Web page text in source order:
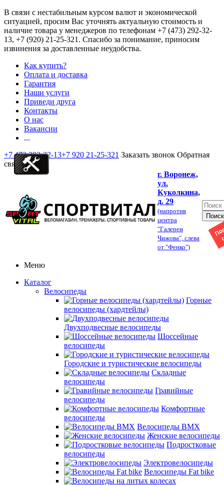
В связи с нестабильным курсом валют и экономической
ситуацией, просим Вас уточнять актуальную стоимость и
наличие товара у менеджеров по телефонам +7 (473) 292-32-
13, +7 (920) 21-25-321 . Спасибо за понимание, приносим
извинения за доставленные неудобства.
Как купить?
Оплата и доставка
Гарантия
Наши услуги
Приведи друга
Контакты
О нас
Вакансии
...
+7 473 292-32-13+7 920 21-25-321 Заказать звонок Обратная
связь
г. Воронеж,
ул.
Куколкина,
д. 29
(напротив
центра
"Галереи
Чижова", слева
от "Фенко")
Меню
Каталог
Велосипеды
Горные
велосипеды (хардтейлы)
Двухподвесные велосипеды
Шоссейные
велосипеды
Городские и туристические велосипеды
Складные
велосипеды
Гравийные
велосипеды
Комфортные
велосипеды
Велосипеды BMX
Женские велосипеды
Подростковые
велосипеды
Электровелосипеды
Велосипеды Fat bike